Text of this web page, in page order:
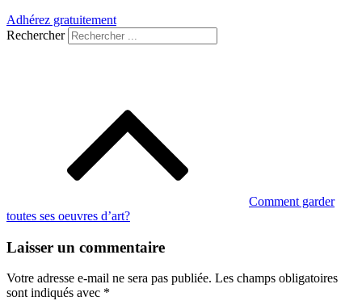
Adhérez gratuitement
Rechercher
Comment garder
toutes ses oeuvres d’art?
Laisser un commentaire
Votre adresse e-mail ne sera pas publiée. Les champs obligatoires
sont indiqués avec *